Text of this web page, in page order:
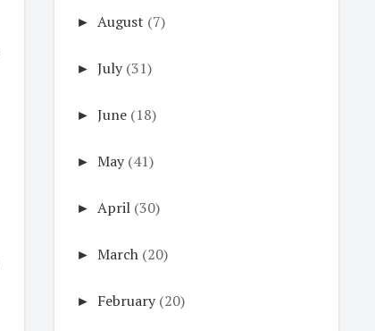
► August (7)
► July (31)
► June (18)
► May (41)
► April (30)
► March (20)
► February (20)